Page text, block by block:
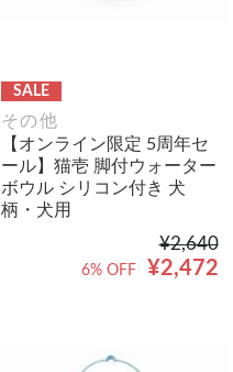
SALE
その他
【オンライン限定 5周年セ
ール】猫壱 脚付ウォーター
ボウル シリコン付き 犬
柄・犬用
¥2,640
¥2,472
6% OFF